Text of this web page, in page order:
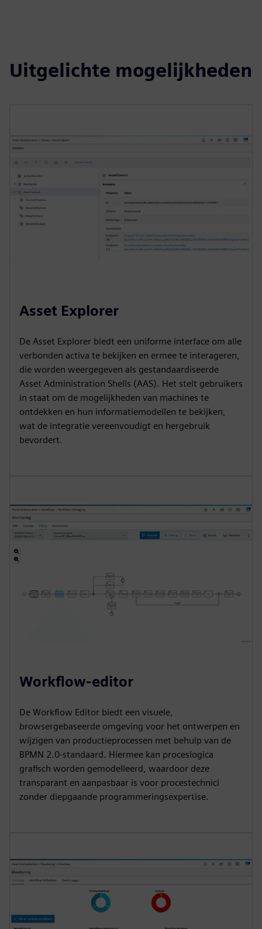
Uitgelichte mogelijkheden
Asset Explorer
De Asset Explorer biedt een uniforme interface om alle
verbonden activa te bekijken en ermee te interageren,
die worden weergegeven als gestandaardiseerde
Asset Administration Shells (AAS). Het stelt gebruikers
in staat om de mogelijkheden van machines te
ontdekken en hun informatiemodellen te bekijken,
wat de integratie vereenvoudigt en hergebruik
bevordert.
Workflow-editor
De Workflow Editor biedt een visuele,
browsergebaseerde omgeving voor het ontwerpen en
wijzigen van productieprocessen met behulp van de
BPMN 2.0-standaard. Hiermee kan proceslogica
grafisch worden gemodelleerd, waardoor deze
transparant en aanpasbaar is voor procestechnici
zonder diepgaande programmeringsexpertise.